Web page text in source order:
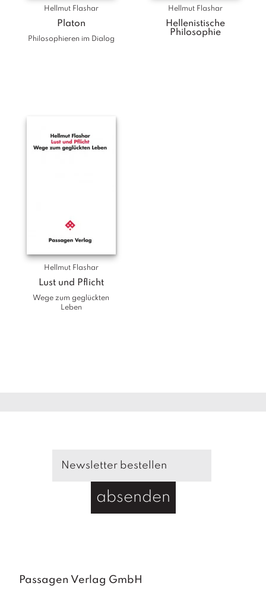
Hellmut Flashar
Platon
Philosophieren im Dialog
Hellmut Flashar
Hellenistische
Philosophie
Hellmut Flashar
Lust und Pflicht
Wege zum geglückten
Leben
absenden
Passagen Verlag GmbH